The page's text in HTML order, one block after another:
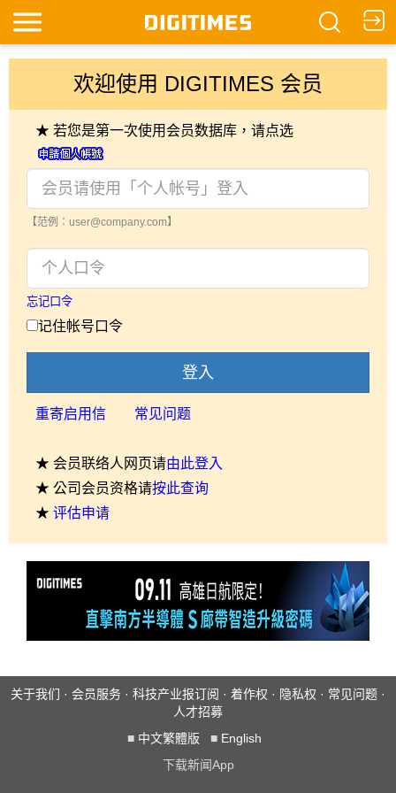
欢迎使用 DIGITIMES 会员
★ 若您是第一次使用会员数据库，请点选
【范例：user@company.com】
忘记口令
记住帐号口令
登入
重寄启用信 常见问题
★ 会员联络人网页请由此登入
★ 公司会员资格请按此查询
★ 评估申请
关于我们 · 会员服务 · 科技产业报订阅 · 着作权 · 隐私权 · 常见问题 ·
人才招募
■ 中文繁體版 ■ English
下载新闻App